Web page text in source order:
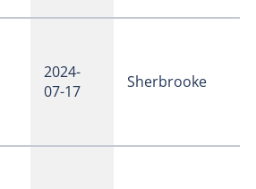
2024-
07-17
Sherbrooke